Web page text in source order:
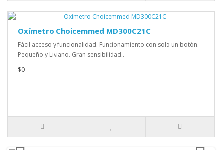
Oxímetro Choicemmed MD300C21C
Fácil acceso y funcionalidad. Funcionamiento con solo un botón.
Pequeño y Liviano. Gran sensibilidad..
$0